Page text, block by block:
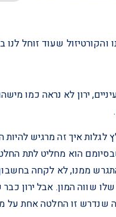
שעוד זוחל
בעיניים, ירון לא
לגלות איך זה מרגיש
שבסיומם הוא מחליט לתת
ממנו, לא לקחה
המון. אבל ירון כבר
שנדרש זו החלטה אחת על